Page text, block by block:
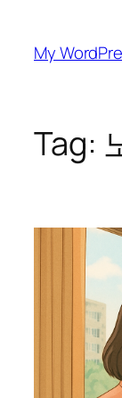
content
My
Tag: